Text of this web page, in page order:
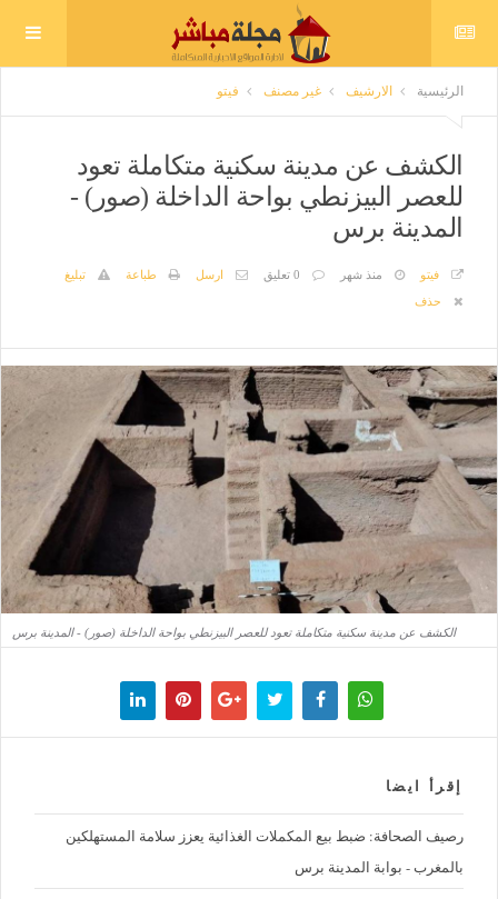
الرئيسية الارشيف غير مصنف فيتو
الكشف عن مدينة سكنية متكاملة تعود
للعصر البيزنطي بواحة الداخلة (صور) -
المدينة برس
فيتو منذ شهر 0 تعليق ارسل طباعة
تبليغ
حذف
الكشف عن مدينة سكنية متكاملة تعود للعصر البيزنطي بواحة الداخلة (صور) - المدينة برس
إقرأ ايضا
رصيف الصحافة: ضبط بيع المكملات الغذائية يعزز سلامة المستهلكين
بالمغرب - بوابة المدينة برس